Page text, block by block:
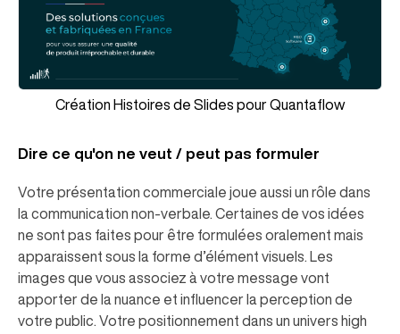
Création Histoires de Slides pour Quantaflow
Dire ce qu'on ne veut / peut pas formuler
Votre présentation commerciale joue aussi un rôle dans
la communication non-verbale. Certaines de vos idées
ne sont pas faites pour être formulées oralement mais
apparaissent sous la forme d’élément visuels. Les
images que vous associez à votre message vont
apporter de la nuance et influencer la perception de
votre public. Votre positionnement dans un univers high